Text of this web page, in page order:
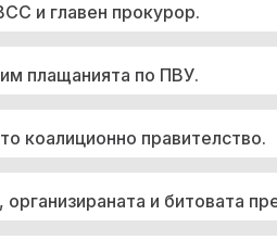
и главен прокурор.
плащанията по ПВУ.
коалиционно правителство.
и битовата